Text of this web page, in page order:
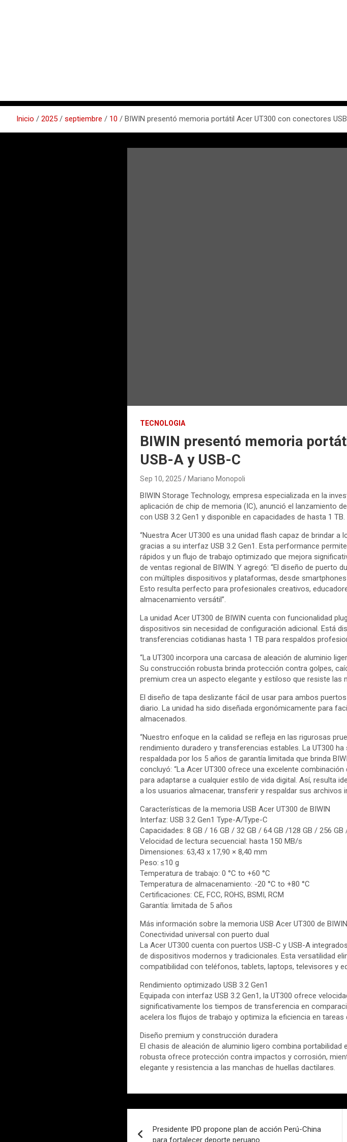
Inicio 2025 septiembre 10 BIWIN presentó memoria portátil Acer UT300 con conectores
TECNOLOGIA
BIWIN presentó memoria
USB-A y USB-C
Sep 10, 2025 Mariano Monopoli
BIWIN Storage Technology, empresa especializada en la
aplicación de chip de memoria (IC), anunció el lanzamiento
con USB 3.2 Gen1 y disponible en capacidades de hasta 1 TB.
“Nuestra Acer UT300 es una unidad flash capaz de brindar
gracias a su interfaz USB 3.2 Gen1. Esta performance
rápidos y un flujo de trabajo optimizado que mejora
de ventas regional de BIWIN. Y agregó: “El diseño de puerto
con múltiples dispositivos y plataformas, desde
Esto resulta perfecto para profesionales creativos,
almacenamiento versátil”.
La unidad Acer UT300 de BIWIN cuenta con funcionalidad
dispositivos sin necesidad de configuración adicional. Está
transferencias cotidianas hasta 1 TB para respaldos
“La UT300 incorpora una carcasa de aleación de aluminio
Su construcción robusta brinda protección contra golpes,
premium crea un aspecto elegante y estiloso que resiste las
El diseño de tapa deslizante fácil de usar para ambos
diario. La unidad ha sido diseñada ergonómicamente para
almacenados.
“Nuestro enfoque en la calidad se refleja en las rigurosas
rendimiento duradero y transferencias estables. La UT300
respaldada por los 5 años de garantía limitada que brinda
concluyó: “La Acer UT300 ofrece una excelente
para adaptarse a cualquier estilo de vida digital. Así, resulta
a los usuarios almacenar, transferir y respaldar sus archivos
Características de la memoria USB Acer UT300 de BIWIN
Interfaz: USB 3.2 Gen1 Type-A/Type-C
Capacidades: 8 GB / 16 GB / 32 GB / 64 GB /128 GB / 256
Velocidad de lectura secuencial: hasta 150 MB/s
Dimensiones: 63,43 x 17,90 × 8,40 mm
Peso: ≤10 g
Temperatura de trabajo: 0 °C to +60 °C
Temperatura de almacenamiento: -20 °C to +80 °C
Certificaciones: CE, FCC, ROHS, BSMI, RCM
Garantía: limitada de 5 años
Más información sobre la memoria USB Acer UT300 de BIWIN
Conectividad universal con puerto dual
La Acer UT300 cuenta con puertos USB-C y USB-A
de dispositivos modernos y tradicionales. Esta versatilidad
compatibilidad con teléfonos, tablets, laptops, televisores y
Rendimiento optimizado USB 3.2 Gen1
Equipada con interfaz USB 3.2 Gen1, la UT300 ofrece
significativamente los tiempos de transferencia en
acelera los flujos de trabajo y optimiza la eficiencia en
Diseño premium y construcción duradera
El chasis de aleación de aluminio ligero combina
robusta ofrece protección contra impactos y corrosión,
elegante y resistencia a las manchas de huellas dactilares.
Presidente IPD propone plan de acción Perú-China
para fortalecer deporte peruano